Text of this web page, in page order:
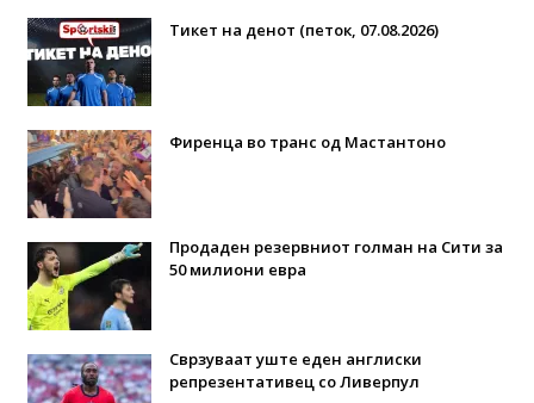
Тикет на денот (петок, 07.08.2026)
Фиренца во транс од Мастантоно
Продаден резервниот голман на Сити за
50 милиони евра
Сврзуваат уште еден англиски
репрезентативец со Ливерпул